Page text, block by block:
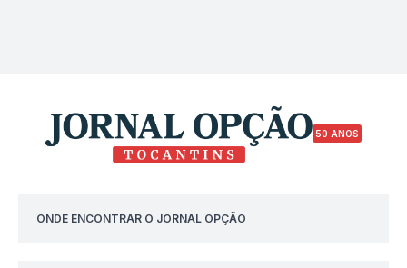
50 ANOS
ONDE ENCONTRAR O JORNAL OPÇÃO